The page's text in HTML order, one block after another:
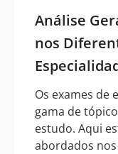
Análise
nos
Os exames de
gama de
estudo. Aqui
abordados